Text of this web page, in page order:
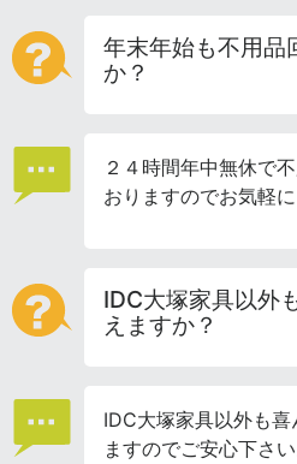
年末年始も不用品
か？
２４時間年中無休で
おりますのでお気軽に
IDC大塚家具以外
えますか？
IDC大塚家具以外も
ますのでご安心下さい